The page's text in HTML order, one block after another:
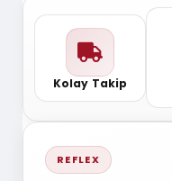
Kolay Takip
REFLEX